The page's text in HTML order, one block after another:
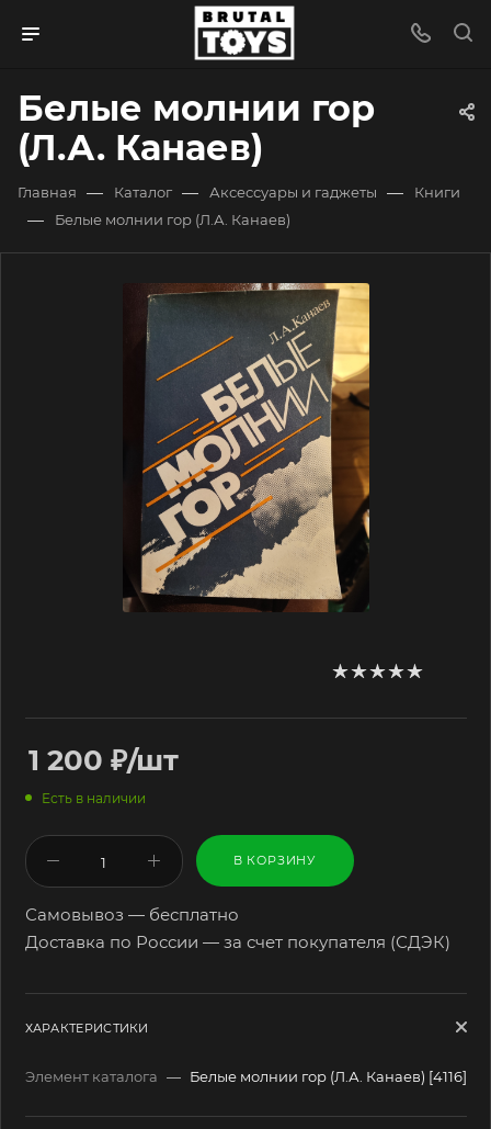
Белые молнии гор
(Л.А. Канаев)
Главная — Каталог — Аксессуары и гаджеты — Книги
— Белые молнии гор (Л.А. Канаев)
1 200 ₽/шт
Есть в наличии
В КОРЗИНУ
Самовывоз — бесплатно
Доставка по России — за счет покупателя (СДЭК)
ХАРАКТЕРИСТИКИ
Элемент каталога — Белые молнии гор (Л.А. Канаев) [4116]